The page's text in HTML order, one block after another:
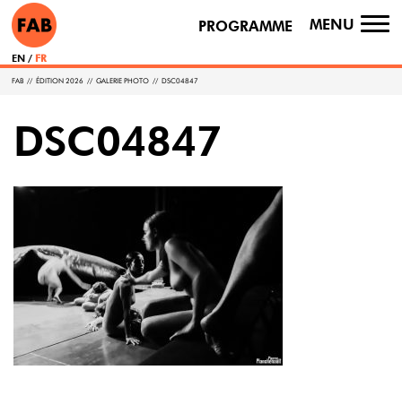
PROGRAMME MENU
EN FR
FAB // ÉDITION 2026 // GALERIE PHOTO // DSC04847
DSC04847